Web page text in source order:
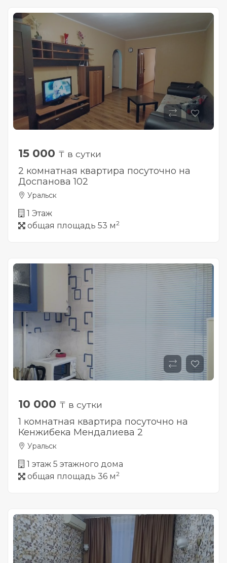
15 000 ₸ в сутки
2 комнатная квартира посуточно на
Доспанова 102
Уральск
1 Этаж
общая площадь 53 м2
10 000 ₸ в сутки
1 комнатная квартира посуточно на
Кенжибека Мендалиева 2
Уральск
1 этаж 5 этажного дома
общая площадь 36 м2